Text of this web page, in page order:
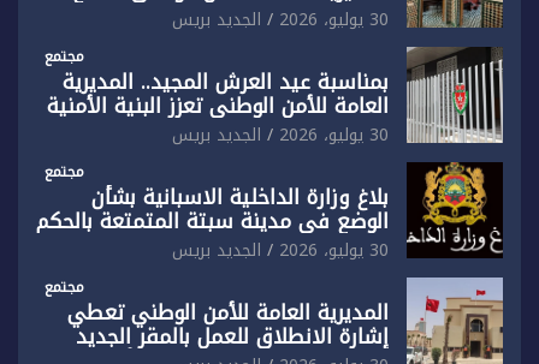
المقر الجديد لفرقة الشرطة السياحية
بفاس
30 يوليو، 2026 الجديد بريس
مجتمع
بمناسبة عيد العرش المجيد.. المديرية
العامة للأمن الوطني تعزز البنية الأمنية
بالناظور بإحداث فرقتين جديدتين
30 يوليو، 2026 الجديد بريس
مجتمع
بلاغ وزارة الداخلية الاسبانية بشأن
الوضع في مدينة سبتة المتمتعة بالحكم
الذاتي
30 يوليو، 2026 الجديد بريس
مجتمع
المديرية العامة للأمن الوطني تعطي
إشارة الانطلاق للعمل بالمقر الجديد